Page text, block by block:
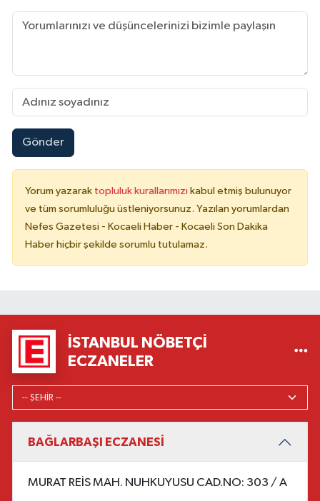
Gönder
Yorum yazarak topluluk kurallarımızı kabul etmiş bulunuyor
ve tüm sorumluluğu üstleniyorsunuz. Yazılan yorumlardan
Nefes Gazetesi - Kocaeli Haber - Kocaeli Son Dakika
Haber hiçbir şekilde sorumlu tutulamaz.
İSTANBUL NÖBETÇI
ECZANELER
BAĞLARBAŞI ECZANESİ
MURAT REİS MAH. NUHKUYUSU CAD.NO: 303 / A